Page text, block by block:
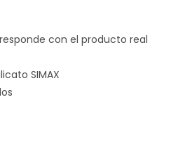
con el producto real
SIMAX